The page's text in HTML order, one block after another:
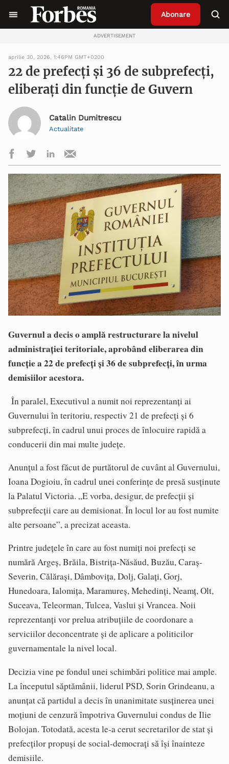
Abonare
ADVERTISEMENT
aprilie 30, 2026, 1:46PM GMT+0200
22 de prefecți și 36 de subprefecți,
eliberați din funcție de Guvern
Catalin Dumitrescu
Actualitate
Guvernul a decis o amplă restructurare la nivelul
administrației teritoriale, aprobând eliberarea din
funcție a 22 de prefecți și 36 de subprefecți, în urma
demisiilor acestora.
În paralel, Executivul a numit noi reprezentanți ai
Guvernului în teritoriu, respectiv 21 de prefecți și 6
subprefecți, în cadrul unui proces de înlocuire rapidă a
conducerii din mai multe județe.
Anunțul a fost făcut de purtătorul de cuvânt al Guvernului,
Ioana Dogioiu, în cadrul unei conferințe de presă susținute
la Palatul Victoria. „E vorba, desigur, de prefecții și
subprefecții care au demisionat. În locul lor au fost numite
alte persoane”, a precizat aceasta.
Printre județele în care au fost numiți noi prefecți se
numără Argeș, Brăila, Bistrița-Năsăud, Buzău, Caraș-
Severin, Călărași, Dâmbovița, Dolj, Galați, Gorj,
Hunedoara, Ialomița, Maramureș, Mehedinți, Neamț, Olt,
Suceava, Teleorman, Tulcea, Vaslui și Vrancea. Noii
reprezentanți vor prelua atribuțiile de coordonare a
serviciilor deconcentrate și de aplicare a politicilor
guvernamentale la nivel local.
Decizia vine pe fondul unei schimbări politice mai ample.
La începutul săptămânii, liderul PSD, Sorin Grindeanu, a
anunțat că partidul a decis în unanimitate susținerea unei
moțiuni de cenzură împotriva Guvernului condus de Ilie
Bolojan. Totodată, acesta le-a cerut secretarilor de stat și
prefecților propuși de social-democrați să își înainteze
demisiile.